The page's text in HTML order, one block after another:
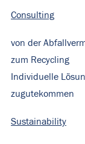
Consulting
von der
zum Recycling
Individuelle
zugutekommen
Sustainability